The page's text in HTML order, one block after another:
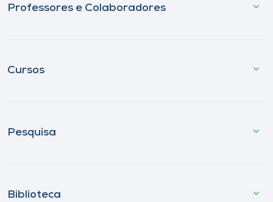
Professores e Colaboradores
Cursos
Pesquisa
Biblioteca